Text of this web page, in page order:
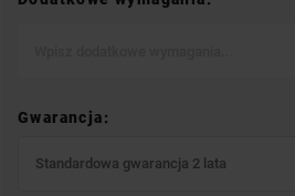
Gwarancja:
Standardowa gwarancja 2 lata